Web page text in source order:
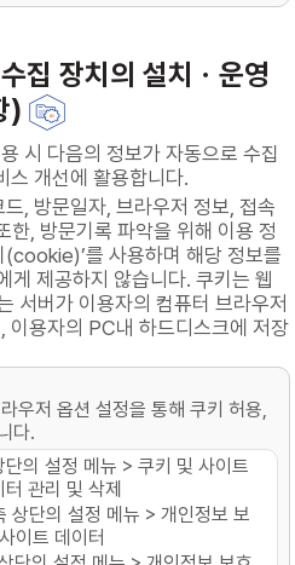
집 장치의 설치ㆍ운영
)
시 다음의 정보가 자동으로 수집
스 개선에 활용합니다.
, 방문일자, 브라우저 정보, 접속
한, 방문기록 파악을 위해 이용 정
(cookie)’를 사용하며 해당 정보를
게 제공하지 않습니다. 쿠키는 웹
서버가 이용자의 컴퓨터 브라우저
이용자의 PC내 하드디스크에 저장
우저 옵션 설정을 통해 쿠키 허용,
다.
의 설정 메뉴 > 쿠키 및 사이트
관리 및 삭제
단의 설정 메뉴 > 개인정보 보
이트 데이터